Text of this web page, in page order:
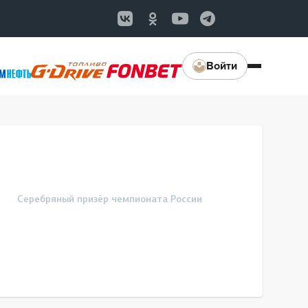
Войти
Серебряный призёр чемпионата России